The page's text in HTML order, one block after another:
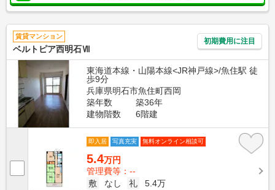
賃貸マンション
ベルトピア西明石Ⅶ
初期費用に注目
東海道本線・山陽本線<JR神戸線>/魚住駅 徒
歩9分
兵庫県明石市魚住町西岡
築年数
築36年
建物階数
6階建
即入居 写真充実 無料オンライン相談可
5.4万円
管理費等：--
敷
なし 礼
5.4万